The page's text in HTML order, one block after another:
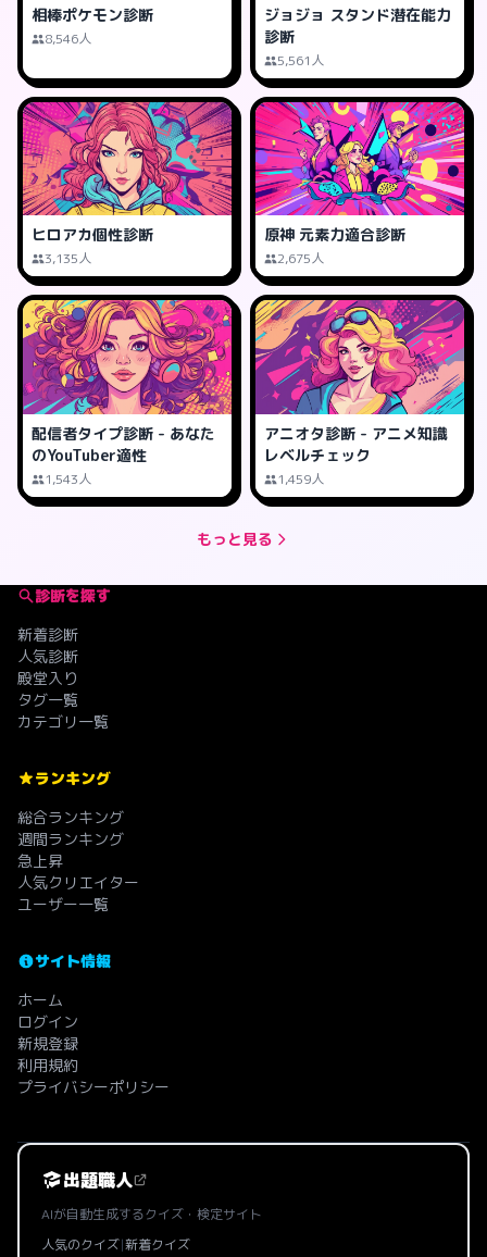
相棒ポケモン診断
8,546人
ジョジョ スタンド潜在能力
診断
5,561人
ヒロアカ個性診断
3,135人
原神 元素力適合診断
2,675人
配信者タイプ診断 - あなた
のYouTuber適性
1,543人
アニオタ診断 - アニメ知識
レベルチェック
1,459人
もっと見る
診断を探す
新着診断
人気診断
殿堂入り
タグ一覧
カテゴリ一覧
ランキング
総合ランキング
週間ランキング
急上昇
人気クリエイター
ユーザー一覧
サイト情報
ホーム
ログイン
新規登録
利用規約
プライバシーポリシー
出題職人
AIが自動生成するクイズ・検定サイト
人気のクイズ|新着クイズ